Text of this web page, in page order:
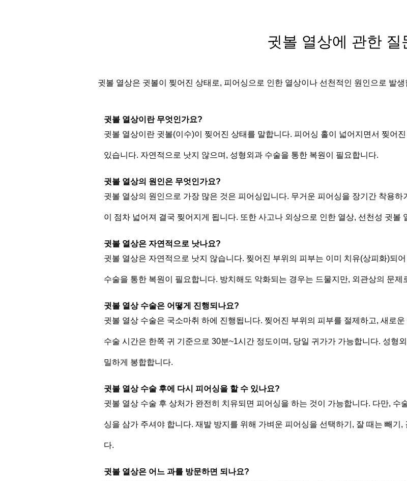
귓볼 열상에 관한 질
귓볼 열상은 귓볼이 찢어진 상태로, 피어싱으로 인한 열상이나 선천적인 원인으로 발
귓볼 열상이란 무엇인가요?
귓볼 열상이란 귓볼(이수)이 찢어진 상태를 말합니다. 피어싱 홀이 넓어지면서 찢어
있습니다. 자연적으로 낫지 않으며, 성형외과 수술을 통한 복원이 필요합니다.
귓볼 열상의 원인은 무엇인가요?
귓볼 열상의 원인으로 가장 많은 것은 피어싱입니다. 무거운 피어싱을 장기간 착용
이 점차 넓어져 결국 찢어지게 됩니다. 또한 사고나 외상으로 인한 열상, 선천성 귓볼
귓볼 열상은 자연적으로 낫나요?
귓볼 열상은 자연적으로 낫지 않습니다. 찢어진 부위의 피부는 이미 치유(상피화)되
수술을 통한 복원이 필요합니다. 방치해도 악화되는 경우는 드물지만, 외관상의 문
귓볼 열상 수술은 어떻게 진행되나요?
귓볼 열상 수술은 국소마취 하에 진행됩니다. 찢어진 부위의 피부를 절제하고, 새로
수술 시간은 한쪽 귀 기준으로 30분~1시간 정도이며, 당일 귀가가 가능합니다. 성형
밀하게 봉합합니다.
귓볼 열상 수술 후에 다시 피어싱을 할 수 있나요?
귓볼 열상 수술 후 상처가 완전히 치유되면 피어싱을 하는 것이 가능합니다. 다만, 수
싱을 삼가 주셔야 합니다. 재발 방지를 위해 가벼운 피어싱을 선택하기, 잘 때는 빼기
다.
귓볼 열상은 어느 과를 방문하면 되나요?